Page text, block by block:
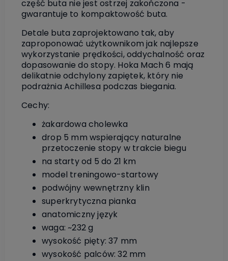
część buta nie jest ostrzej zakończona -
gwarantuje to kompaktowość buta.
Detale buta zaprojektowano tak, aby
zaproponować użytkownikom jak najlepsze
wykorzystanie prędkości, oddychalność oraz
dopasowanie do stopy. Hoka Mach 6 mają
delikatnie odchylony zapiętek, który nie
podrażnia Achillesa podczas biegania.
Cechy:
żakardowa cholewka
drop 5 mm wspierający naturalne
przetoczenie stopy w trakcie biegu
na starty od 5 do 21 km
model treningowo-startowy
podwójny wewnętrzny klin
superkrytyczna pianka
anatomiczny język
waga: ~232 g
wysokość pięty: 37 mm
wysokość palców: 32 mm